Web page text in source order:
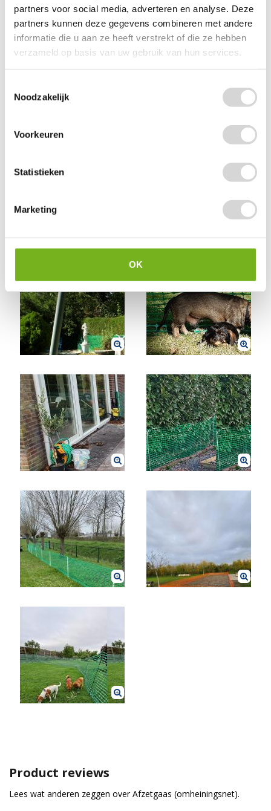
partners voor social media, adverteren en analyse. Deze
partners kunnen deze gegevens combineren met andere
informatie die u aan ze heeft verstrekt of die ze hebben
verzameld op basis van uw gebruik van hun services.
Noodzakelijk
Voorkeuren
Statistieken
Marketing
OK
Product reviews
Lees wat anderen zeggen over Afzetgaas (omheiningsnet).